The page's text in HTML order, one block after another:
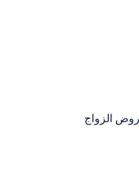
الزواج